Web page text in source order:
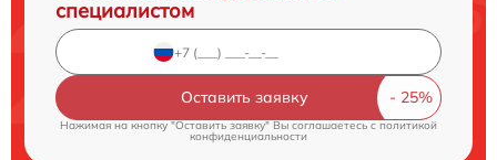
специалистом
Оставить заявку
Нажимая на кнопку "Оставить заявку" Вы соглашаетесь cполитикой
конфиденциальности